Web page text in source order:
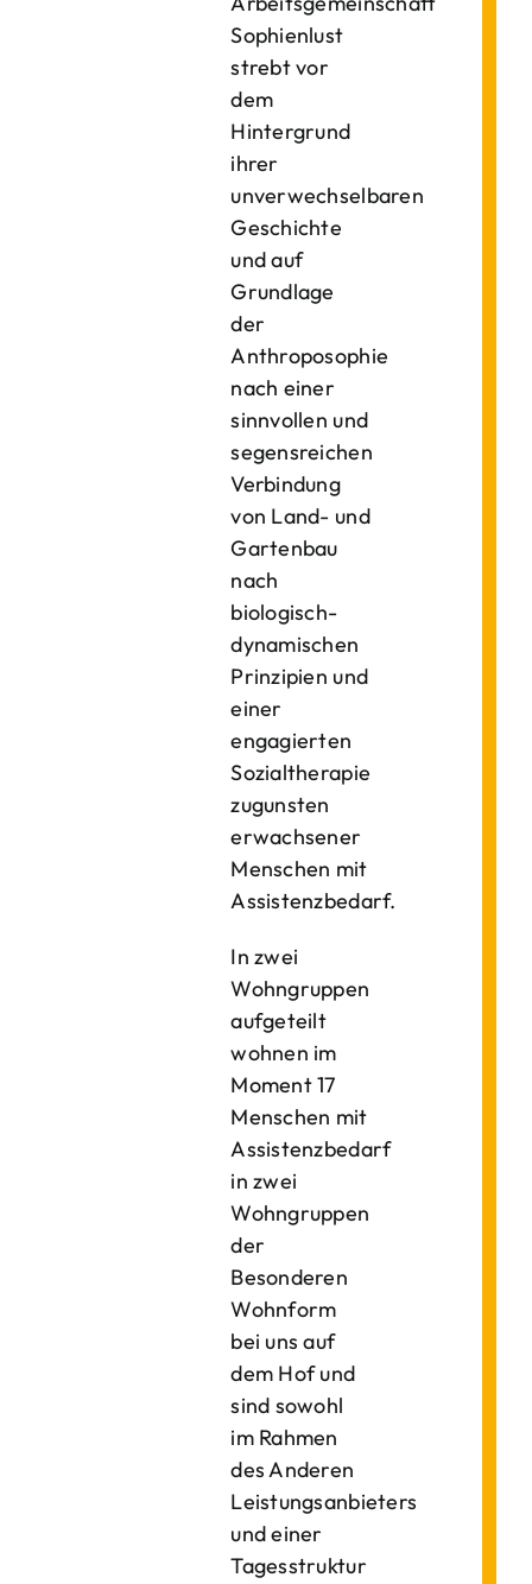
Sophienlust
strebt vor
dem
Hintergrund
ihrer
unverwechselbaren
Geschichte
und auf
Grundlage
der
Anthroposophie
nach einer
sinnvollen und
segensreichen
Verbindung
von Land- und
Gartenbau
nach
biologisch-
dynamischen
Prinzipien und
einer
engagierten
Sozialtherapie
zugunsten
erwachsener
Menschen mit
Assistenzbedarf.
In zwei
Wohngruppen
aufgeteilt
wohnen im
Moment 17
Menschen mit
Assistenzbedarf
in zwei
Wohngruppen
der
Besonderen
Wohnform
bei uns auf
dem Hof und
sind sowohl
im Rahmen
des Anderen
Leistungsanbieters
und einer
Tagesstruktur